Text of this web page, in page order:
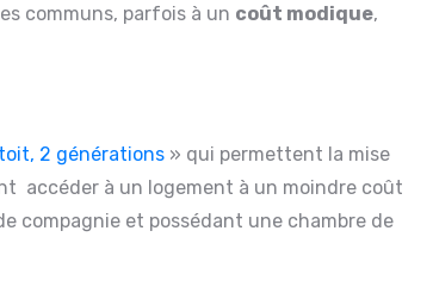
communs, parfois à un coût modique,
2 générations » qui permettent la mise
accéder à un logement à un moindre coût
compagnie et possédant une chambre de